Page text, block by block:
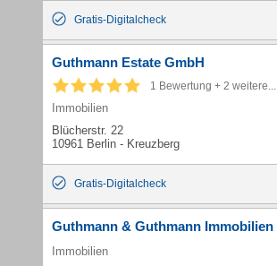
Gratis-Digitalcheck
Guthmann Estate GmbH
1 Bewertung + 2 weitere...
Immobilien
Blücherstr. 22
10961 Berlin - Kreuzberg
Gratis-Digitalcheck
Guthmann & Guthmann Immobilien
Immobilien